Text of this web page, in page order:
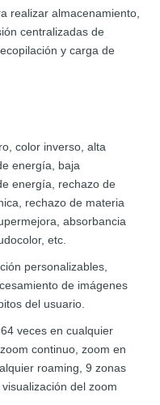
realizar almacenamiento,
centralizadas de
y carga de
color inverso, alta
energía, baja
energía, rechazo de
rechazo de materia
absorbancia
etc.
personalizables,
de imágenes
del usuario.
veces en cualquier
continuo, zoom en
roaming, 9 zonas
del zoom